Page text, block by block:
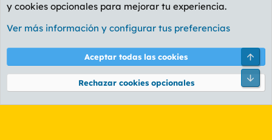
Foro Cine
Cookies
PL OLDSTYLE AMARILLO
Términos y reglas Política de privacidad Ayuda
Community platform by XenForo® © 2010-2026 XenForo Ltd.
y cookies opcionales para mejorar tu experiencia.
Ver más información y configurar tus preferencias
Aceptar todas las cookies
Rechazar cookies opcionales
Pie